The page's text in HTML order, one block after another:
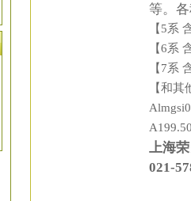
等。
【5系
【6系
【7系
【和
上海
021-